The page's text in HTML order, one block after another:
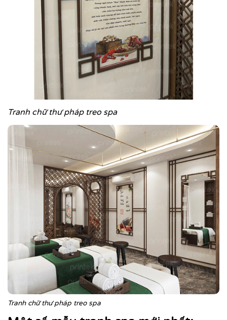
Tranh chữ thư pháp treo spa
Tranh chữ thư pháp treo spa